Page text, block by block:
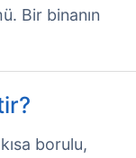
Bir binanın
borulu,